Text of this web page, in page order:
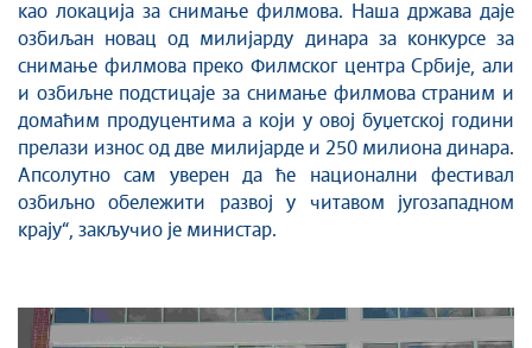
као локација за снимање филмова. Наша држава даје
озбиљан новац од милијарду динара за конкурсе за
снимање филмова преко Филмског центра Србије, али
и озбиљне подстицаје за снимање филмова страним и
домаћим продуцентима а који у овој буџетској години
прелази износ од две милијарде и 250 милиона динара.
Апсолутно сам уверен да ће национални фестивал
озбиљно обележити развој у читавом југозападном
крају“, закључио је министар.